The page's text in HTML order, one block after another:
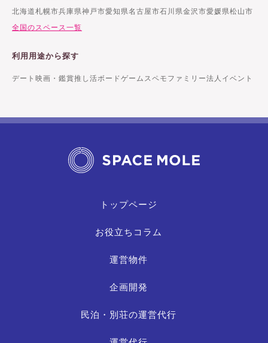
北海道札幌市兵庫県神戸市愛知県名古屋市石川県金沢市愛媛県松山市
全国のスペース一覧
利用用途から探す
デート 映画・鑑賞推し活ボードゲーム スペモファミリー法人イベント
トップページ
お役立ちコラム
運営物件
企画開発
民泊・別荘の運営代行